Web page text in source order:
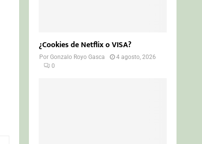
¿Cookies de Netflix o VISA?
PorGonzalo Royo Gasca
4 agosto, 2026
0